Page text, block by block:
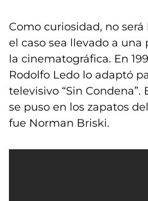
Como curiosidad, no
el caso sea llevado a
la cinematográfica. En
Rodolfo Ledo lo adaptó
televisivo “Sin Condena”.
se puso en los zapatos
fue Norman Briski.